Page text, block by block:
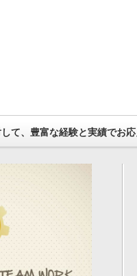
て、豊富な経験と実績でお応